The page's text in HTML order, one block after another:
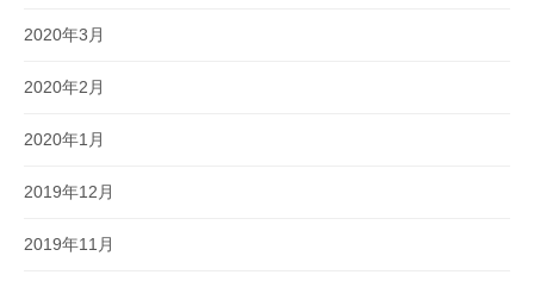
2020年3月
2020年2月
2020年1月
2019年12月
2019年11月